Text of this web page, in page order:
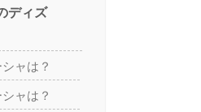
ディズ
ャは？
ャは？